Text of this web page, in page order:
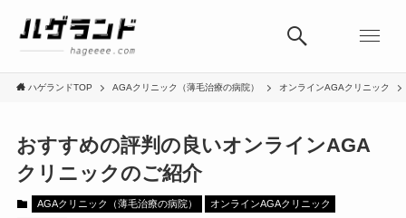
ハゲランドTOP AGAクリニック（薄毛治療の病院） オンラインAGAクリニック
おすすめの評判の良いオンラインAGA
クリニックのご紹介
AGAクリニック（薄毛治療の病院） オンラインAGAクリニック